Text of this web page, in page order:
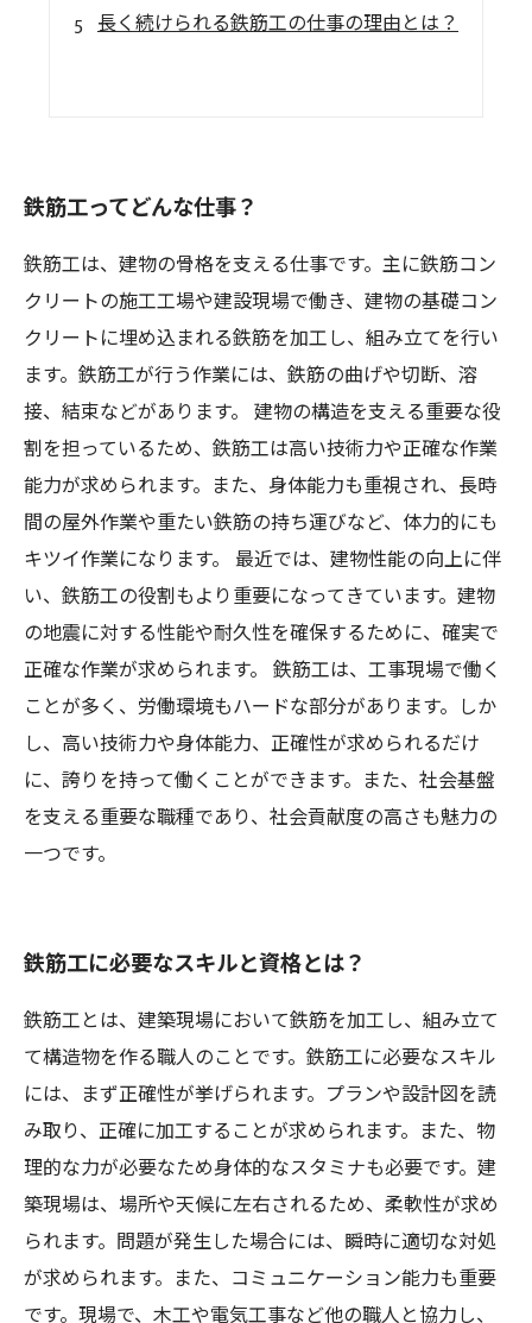
長く続けられる鉄筋工の仕事の理由とは？
鉄筋工ってどんな仕事？
鉄筋工は、建物の骨格を支える仕事です。主に鉄筋コン
クリートの施工工場や建設現場で働き、建物の基礎コン
クリートに埋め込まれる鉄筋を加工し、組み立てを行い
ます。鉄筋工が行う作業には、鉄筋の曲げや切断、溶
接、結束などがあります。 建物の構造を支える重要な役
割を担っているため、鉄筋工は高い技術力や正確な作業
能力が求められます。また、身体能力も重視され、長時
間の屋外作業や重たい鉄筋の持ち運びなど、体力的にも
キツイ作業になります。 最近では、建物性能の向上に伴
い、鉄筋工の役割もより重要になってきています。建物
の地震に対する性能や耐久性を確保するために、確実で
正確な作業が求められます。 鉄筋工は、工事現場で働く
ことが多く、労働環境もハードな部分があります。しか
し、高い技術力や身体能力、正確性が求められるだけ
に、誇りを持って働くことができます。また、社会基盤
を支える重要な職種であり、社会貢献度の高さも魅力の
一つです。
鉄筋工に必要なスキルと資格とは？
鉄筋工とは、建築現場において鉄筋を加工し、組み立て
て構造物を作る職人のことです。鉄筋工に必要なスキル
には、まず正確性が挙げられます。プランや設計図を読
み取り、正確に加工することが求められます。また、物
理的な力が必要なため身体的なスタミナも必要です。建
築現場は、場所や天候に左右されるため、柔軟性が求め
られます。問題が発生した場合には、瞬時に適切な対処
が求められます。また、コミュニケーション能力も重要
です。現場で、木工や電気工事など他の職人と協力し、